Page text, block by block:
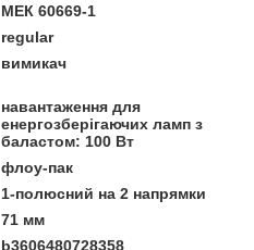
МЕК 60669-1
regular
вимикач
навантаження для
енергозберігаючих ламп з
баластом: 100 Вт
флоу-пак
1-полюсний на 2 напрямки
71 мм
b3606480728358